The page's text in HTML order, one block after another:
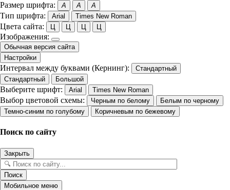
Размер шрифта: A A A
Тип шрифта: Arial Times New Roman
Цвета сайта: Ц Ц Ц Ц
Изображения:
Обычная версия сайта
Настройки
Интервал между буквами (Кернинг):
Стандартный
Стандартный
Большой
Выберите шрифт: Arial Times New Roman
Выбор цветовой схемы: Черным по белому
Белым по черному
Темно-синим по голубому
Коричневым по бежевому
Поиск по сайту
Закрыть
Поиск
Мобильное меню